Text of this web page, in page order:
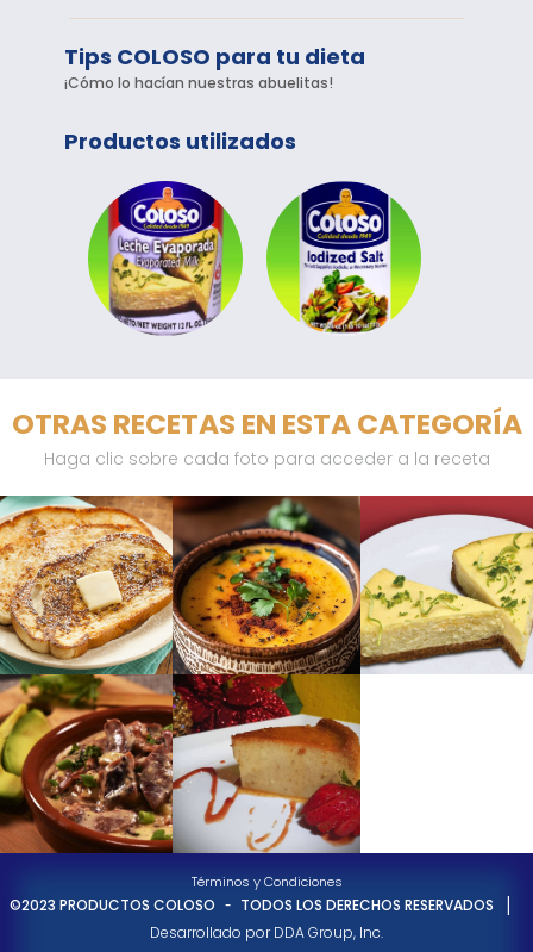
Tips COLOSO para tu dieta
¡Cómo lo hacían nuestras abuelitas!
Productos utilizados
OTRAS RECETAS EN ESTA CATEGORÍA
Haga clic sobre cada foto para acceder a la receta
Términos y Condiciones
©2023 PRODUCTOS COLOSO - TODOS LOS DERECHOS RESERVADOS |
Desarrollado por DDA Group, Inc.